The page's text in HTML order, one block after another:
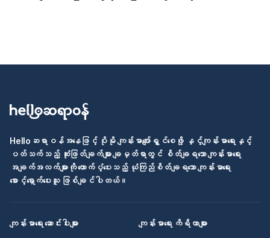
Helloဆရာဝန်အနေဖြင့် ပိုမို ကျန်းမာပျော်ရွှင်စေဖို့ နှင့်ကျန်းမာရေးနှင့်
ပတ်သက်သည့် ဆုံးဖြတ်ချက်များ ချမှတ်ရာတွင် စိတ်ချရသော ကျန်းမာရေး
အချက်အလက်များကို ထောက်ပံ့ပေးသည့် ယုံကြည်စိတ်ချရသော ကျန်းမာရေး
စောင့်ရှောက်ပေးသူ ဖြစ်ချင်ပါတယ်။
ကျန်းမာရေး ဆောင်းပါးများ ကျန်းမာရေး ကိရိယာများ